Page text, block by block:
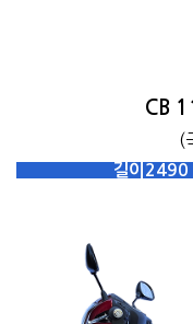
CB
(
길이2490